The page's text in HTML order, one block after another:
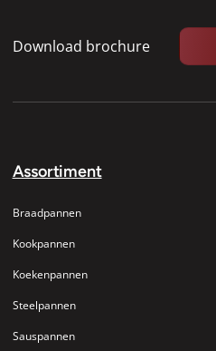
Download brochure
Assortiment
Braadpannen
Kookpannen
Koekenpannen
Steelpannen
Sauspannen